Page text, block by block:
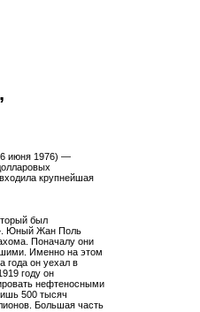
6 июня 1976) —
крупнейшая
был
Юный Жан Поль
Поначалу они
Именно на этом
года он уехал в
году он
нефтеносными
500 тысяч
Большая часть